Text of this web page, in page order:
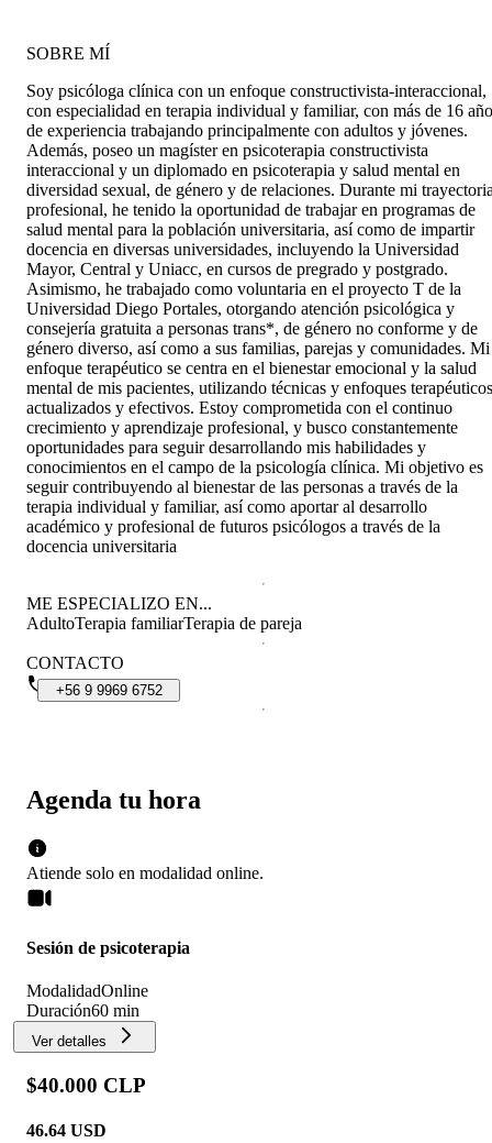
Agenda tu hora
Atiende solo en modalidad online.
Sesión de psicoterapia
ModalidadOnline
Duración60 min
Ver detalles
$40.000 CLP
46.64 USD
SOBRE MÍ
Soy psicóloga clínica con un enfoque constructivista-interaccional,
con especialidad en terapia individual y familiar, con más de 16
de experiencia trabajando principalmente con adultos y jóvenes.
Además, poseo un magíster en psicoterapia constructivista
interaccional y un diplomado en psicoterapia y salud mental en
diversidad sexual, de género y de relaciones. Durante mi
profesional, he tenido la oportunidad de trabajar en programas de
salud mental para la población universitaria, así como de impartir
docencia en diversas universidades, incluyendo la Universidad
Mayor, Central y Uniacc, en cursos de pregrado y postgrado.
Asimismo, he trabajado como voluntaria en el proyecto T de la
Universidad Diego Portales, otorgando atención psicológica y
consejería gratuita a personas trans*, de género no conforme y de
género diverso, así como a sus familias, parejas y comunidades. Mi
enfoque terapéutico se centra en el bienestar emocional y la salud
mental de mis pacientes, utilizando técnicas y enfoques terapéuticos
actualizados y efectivos. Estoy comprometida con el continuo
crecimiento y aprendizaje profesional, y busco constantemente
oportunidades para seguir desarrollando mis habilidades y
conocimientos en el campo de la psicología clínica. Mi objetivo es
seguir contribuyendo al bienestar de las personas a través de la
terapia individual y familiar, así como aportar al desarrollo
académico y profesional de futuros psicólogos a través de la
docencia universitaria
ME ESPECIALIZO EN...
AdultoTerapia familiarTerapia de pareja
CONTACTO
+56 9 9969 6752